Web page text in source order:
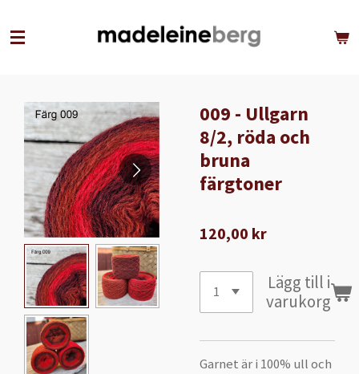
till
009 - Ullgarn
8/2, röda och
bruna
färgtoner
120,00 kr
Lägg till i
varukorg
Garnet är i 100% ull och